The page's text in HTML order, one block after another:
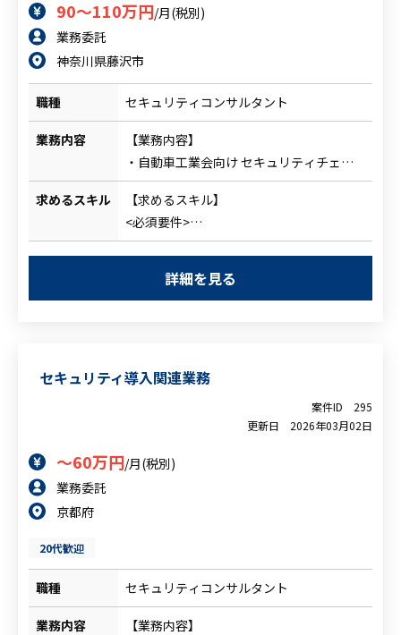
90～110万円/月(税別)
業務委託
神奈川県藤沢市
職種 セキュリティコンサルタント
業務内容
【業務内容】
・自動車工業会向け セキュリティチェッ
クシート の提出・更新に伴う
セキュリティ評価制度への対応（アセスメ
ント、レビュー、改善提案）
・自社全体の 情報セキュリティガバナン
ス構築支援
− ポリシー整備、運用ルール整理
求めるスキル
【求めるスキル】
<必須要件>
・情報セキュリティに関する アセスメン
・企業の情報セキュリティポリシー／規程
いずれかのセキュリティフレームワークに
・情シスまたはセキュリティ部門での業務
・企業内のシステムや業務フローを理解
・JAMA 自動車工業会の セキュリティ
チェックシート 対応経験
・CSMS、TISAX、NIST CSF、ISMS などの
詳細を見る
セキュリティ導入関連業務
案件ID
295
更新日
2026年03月02日
～60万円/月(税別)
業務委託
京都府
20代歓迎
職種 セキュリティコンサルタント
業務内容
【業務内容】